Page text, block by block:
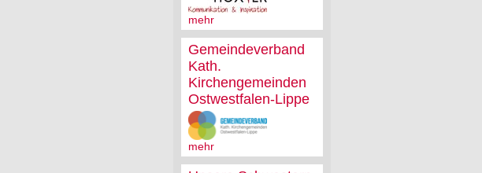
mehr
Gemeindeverband
Kath.
Kirchengemeinden
Ostwestfalen-Lippe
mehr